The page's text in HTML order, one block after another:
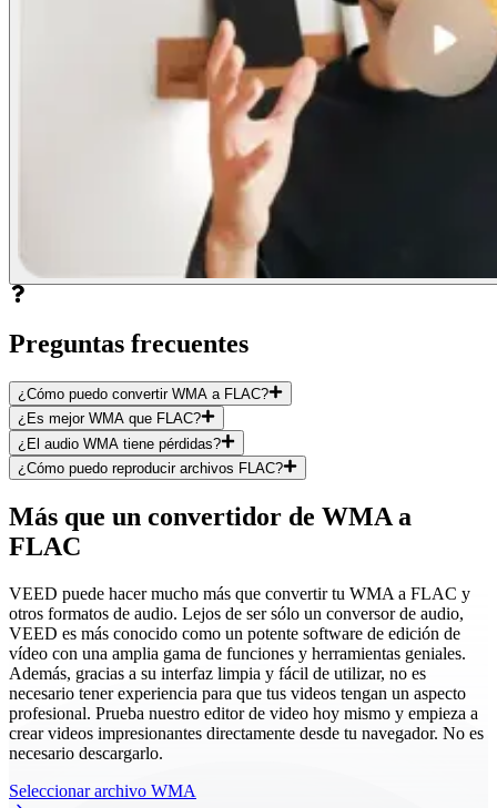
Preguntas frecuentes
¿Cómo puedo convertir WMA a FLAC?
¿Es mejor WMA que FLAC?
¿El audio WMA tiene pérdidas?
¿Cómo puedo reproducir archivos FLAC?
Más que un convertidor de WMA a
FLAC
VEED puede hacer mucho más que convertir tu WMA a FLAC y
otros formatos de audio. Lejos de ser sólo un conversor de audio,
VEED es más conocido como un potente software de edición de
vídeo con una amplia gama de funciones y herramientas geniales.
Además, gracias a su interfaz limpia y fácil de utilizar, no es
necesario tener experiencia para que tus videos tengan un aspecto
profesional. Prueba nuestro editor de video hoy mismo y empieza a
crear videos impresionantes directamente desde tu navegador. No es
necesario descargarlo.
Seleccionar archivo WMA